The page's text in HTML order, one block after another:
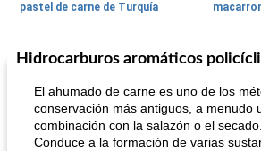
pastel de carne de Turquía
215min
Cocina del mundo Arroz
Hidrocarburos aromáticos
El ahumado de carne es uno de los
conservación más antiguos, a menudo
combinación con la salazón o el secado.
Conduce a la formación de varias